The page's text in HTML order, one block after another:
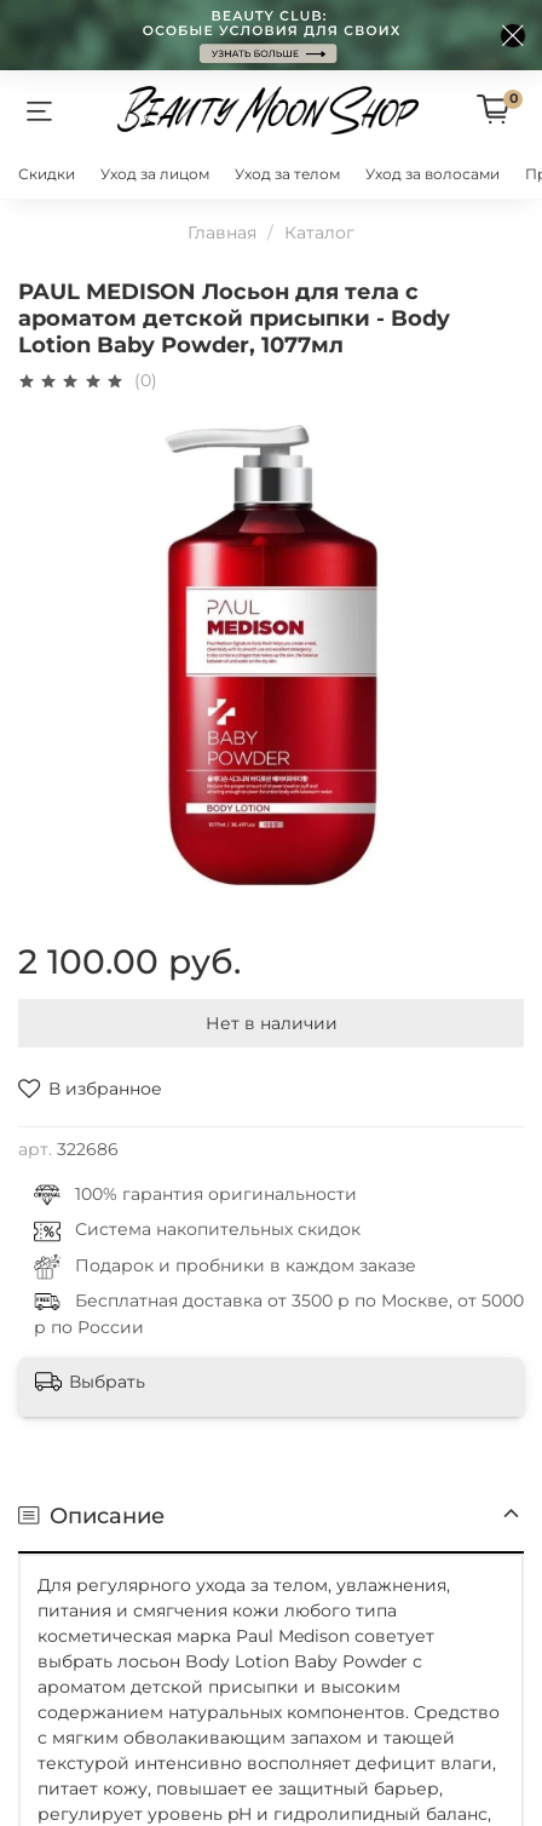
0
Скидки Уход за лицом Уход за телом Уход за волосами
Главная Каталог
PAUL MEDISON Лосьон для тела с
ароматом детской присыпки - Body
Lotion Baby Powder, 1077мл
(0)
В избранное
арт. 322686
2 100.00 руб.
Нет в наличии
100% гарантия оригинальности
Система накопительных скидок
Подарок и пробники в каждом заказе
Бесплатная доставка от 3500 р по Москве, от 5000
р по России
Выбрать
Описание
Для регулярного ухода за телом, увлажнения,
питания и смягчения кожи любого типа
косметическая марка Paul Medison советует
выбрать лосьон Body Lotion Baby Powder с
ароматом детской присыпки и высоким
содержанием натуральных компонентов. Средство
с мягким обволакивающим запахом и тающей
текстурой интенсивно восполняет дефицит влаги,
питает кожу, повышает ее защитный барьер,
регулирует уровень pH и гидролипидный баланс,